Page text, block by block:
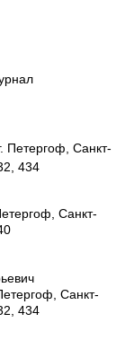
Петергоф, Санкт-
434
Санкт-
Санкт-
434